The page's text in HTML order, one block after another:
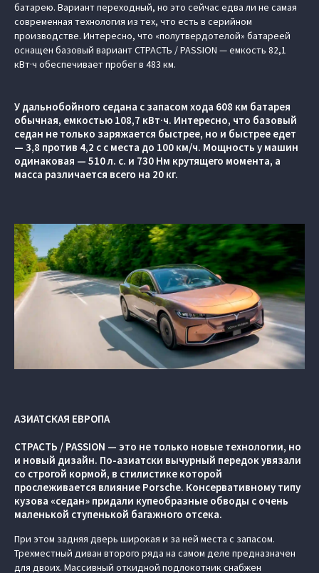
батарею. Вариант переходный, но это сейчас едва ли не самая
современная технология из тех, что есть в серийном
производстве. Интересно, что «полутвердотелой» батареей
оснащен базовый вариант СТРАСТЬ / PASSION — емкость 82,1
кВт·ч обеспечивает пробег в 483 км.
У дальнобойного седана с запасом хода 608 км батарея
обычная, емкостью 108,7 кВт·ч. Интересно, что базовый
седан не только заряжается быстрее, но и быстрее едет
— 3,8 против 4,2 с с места до 100 км/ч. Мощность у машин
одинаковая — 510 л. с. и 730 Нм крутящего момента, а
масса различается всего на 20 кг.
АЗИАТСКАЯ ЕВРОПА
СТРАСТЬ / PASSION — это не только новые технологии, но
и новый дизайн. По-азиатски вычурный передок увязали
со строгой кормой, в стилистике которой
прослеживается влияние Porsche. Консервативному типу
кузова «седан» придали купеобразные обводы с очень
маленькой ступенькой багажного отсека.
При этом задняя дверь широкая и за ней места с запасом.
Трехместный диван второго ряда на самом деле предназначен
для двоих. Массивный откидной подлокотник снабжен